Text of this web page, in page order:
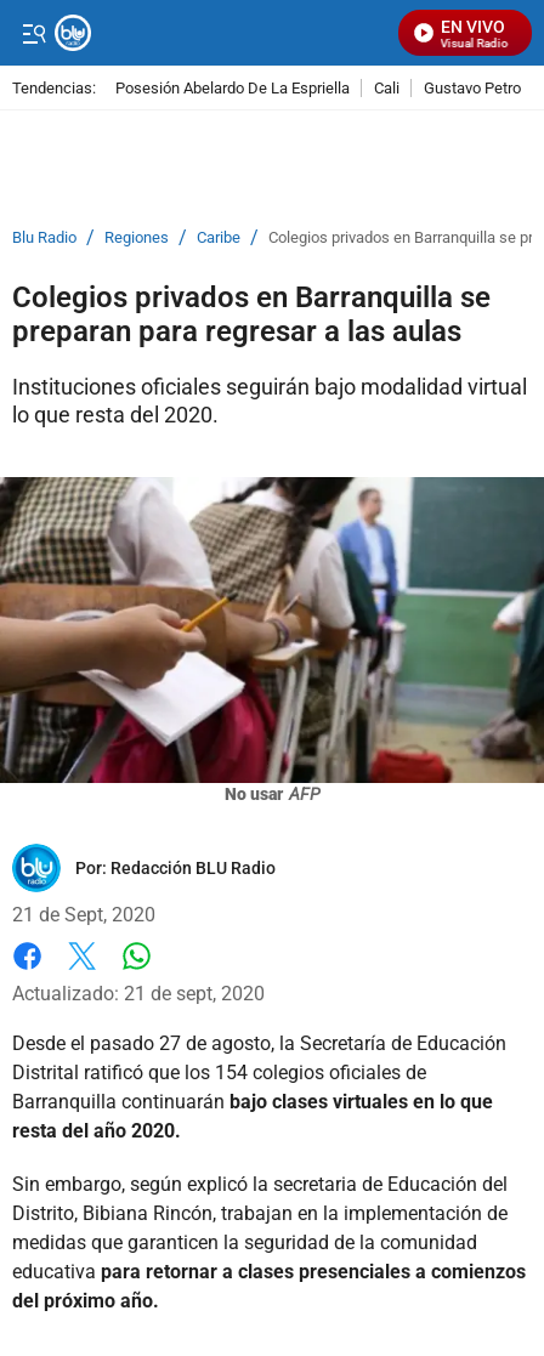
EN VIVO
Señal Visual Radio
Tendencias: Posesión Abelardo De La Espriella Cali Gustavo Petro
Blu Radio / Regiones / Caribe / Colegios privados en Barranquilla se
Colegios privados en Barranquilla se
preparan para regresar a las aulas
Instituciones oficiales seguirán bajo modalidad virtual
lo que resta del 2020.
No usar AFP
Por: Redacción BLU Radio
21 de Sept, 2020
Facebook
X
Actualizado: 21 de sept, 2020
Desde el pasado 27 de agosto, la Secretaría de Educación
Distrital ratificó que los 154 colegios oficiales de
Barranquilla continuarán bajo clases virtuales en lo que
resta del año 2020.
Sin embargo, según explicó la secretaria de Educación del
Distrito, Bibiana Rincón, trabajan en la implementación de
medidas que garanticen la seguridad de la comunidad
educativa para retornar a clases presenciales a comienzos
del próximo año.